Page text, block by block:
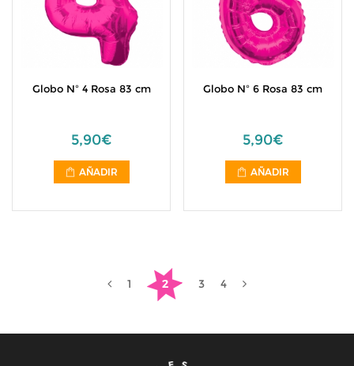
Globo Nº 4 Rosa 83 cm
5,90€
AÑADIR
Globo Nº 6 Rosa 83 cm
5,90€
AÑADIR
1 2 3 4